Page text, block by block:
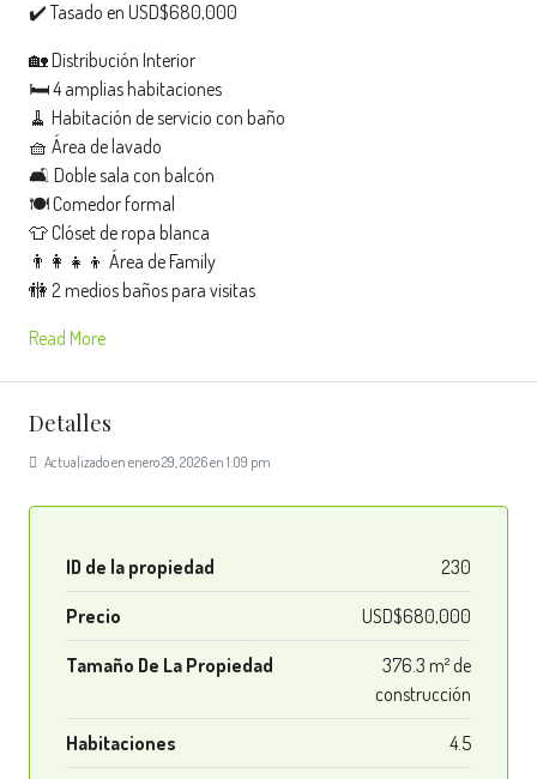
✔️ Tasado en USD$680,000
🏡 Distribución Interior
🛏️ 4 amplias habitaciones
🧹 Habitación de servicio con baño
🧺 Área de lavado
🛋️ Doble sala con balcón
🍽️ Comedor formal
👕 Clóset de ropa blanca
👨‍👩‍👧‍👦 Área de Family
🚻 2 medios baños para visitas
Read More
Detalles
Actualizado en enero 29, 2026 en 1:09 pm
ID de la propiedad 230
Precio USD$680,000
Tamaño De La Propiedad
376.3 m² de
construcción
Habitaciones 4.5